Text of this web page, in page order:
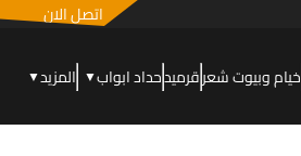
اتصل الان
خيام وبيوت شعرقرميدحداد ابواب▼ المزيد▼